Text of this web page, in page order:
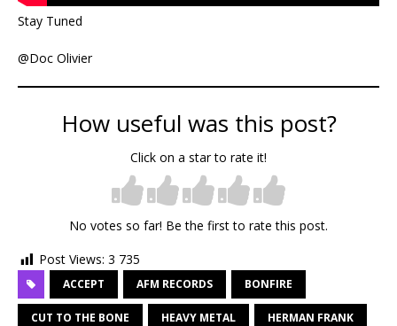
Stay Tuned
@Doc Olivier
How useful was this post?
Click on a star to rate it!
No votes so far! Be the first to rate this post.
Post Views: 3 735
ACCEPT AFM RECORDS BONFIRE
CUT TO THE BONE HEAVY METAL HERMAN FRANK